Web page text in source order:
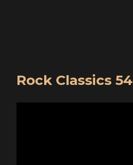
Rock Classics 54